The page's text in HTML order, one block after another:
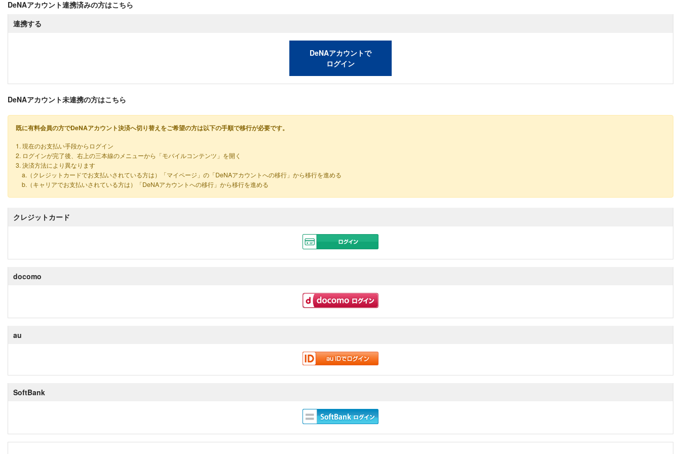
DeNAアカウント連携済みの方はこちら
連携する
DeNAアカウントで
ログイン
DeNAアカウント未連携の方はこちら
既に有料会員の方でDeNAアカウント決済へ切り替えをご希望の方は以下の手順で移行が必要です。
1. 現在のお支払い手段からログイン
2. ログインが完了後、右上の三本線のメニューから「モバイルコンテンツ」を開く
3. 決済方法により異なります
a.（クレジットカードでお支払いされている方は）「マイページ」の「DeNAアカウントへの移行」から移行を進める
b.（キャリアでお支払いされている方は）「DeNAアカウントへの移行」から移行を進める
クレジットカード
docomo
au
SoftBank